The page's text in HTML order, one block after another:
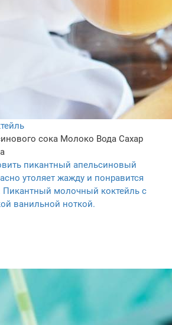
сока Молоко Вода Сахар
пикантный апельсиновый
утоляет жажду и понравится
молочный коктейль с
ванильной ноткой.